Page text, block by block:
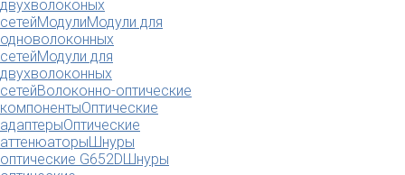
двухволоконых
сетейМодулиМодули для
одноволоконных
сетейМодули для
двухволоконных
сетейВолоконно-оптические
компонентыОптические
адаптерыОптические
аттенюаторыШнуры
оптические G652DШнуры